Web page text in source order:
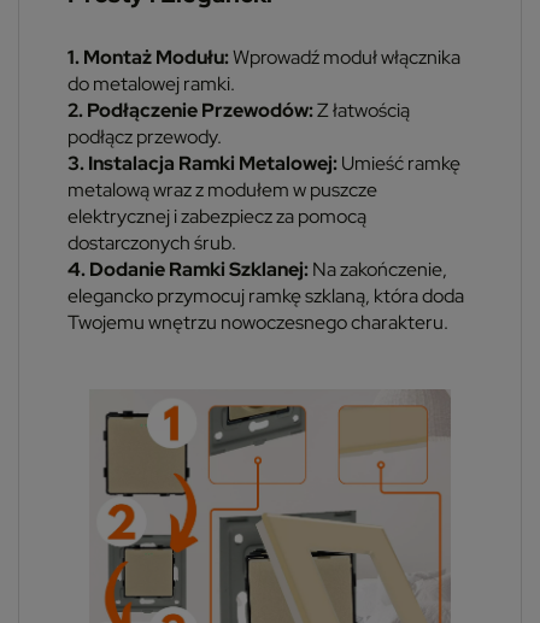
1. Montaż Modułu:Wprowadź moduł włącznika
do metalowej ramki.
2. Podłączenie Przewodów:Z łatwością
podłącz przewody.
3. Instalacja Ramki Metalowej: Umieść ramkę
metalową wraz z modułem w puszcze
elektrycznej i zabezpiecz za pomocą
dostarczonych śrub.
4. Dodanie Ramki Szklanej: Na zakończenie,
elegancko przymocuj ramkę szklaną, która doda
Twojemu wnętrzu nowoczesnego charakteru.